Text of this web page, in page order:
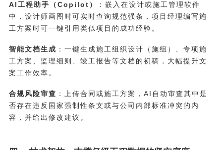
AI工程助手（Copilot）
：嵌入在设计或施工管理软件
中，设计师画图时可实时查询规范强条，项目经理编写施
工方案时可一键引用类似项目的成功经验。
智能文档生成 ：一键生成施工组织设计（施组）、专项施
工方案、监理细则、竣工报告等文档的初稿，大幅提升文
案工作效率。
合规风险审查 ：上传合同或施工方案，AI自动审查其中是
否存在违反国家强制性条文或与公司内部标准冲突的内
容，并给出修改建议。